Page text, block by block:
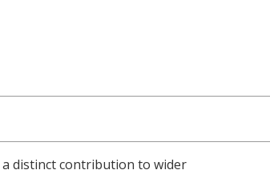
distinct contribution to wider